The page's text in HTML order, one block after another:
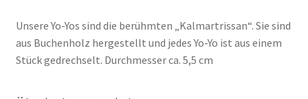
Unsere Yo-Yos sind die berühmten „Kalmartrissan“. Sie sind
aus Buchenholz hergestellt und jedes Yo-Yo ist aus einem
Stück gedrechselt. Durchmesser ca. 5,5 cm